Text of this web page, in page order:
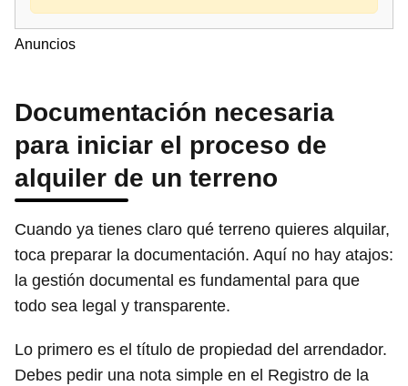
Anuncios
Documentación necesaria
para iniciar el proceso de
alquiler de un terreno
Cuando ya tienes claro qué terreno quieres alquilar,
toca preparar la documentación. Aquí no hay atajos:
la gestión documental es fundamental para que
todo sea legal y transparente.
Lo primero es el título de propiedad del arrendador.
Debes pedir una nota simple en el Registro de la